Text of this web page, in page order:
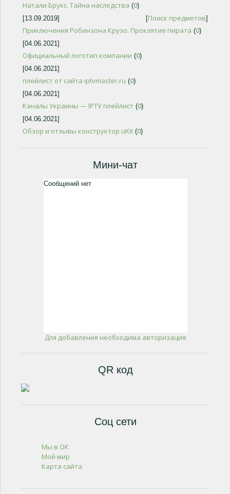
Натали Брукс. Тайна наследства (0)
[13.09.2019]
[Поиск предметов]
Приключения Робинзона Крузо. Проклятие пирата (0)
[04.06.2021]
Официальный логотип компании (0)
[04.06.2021]
плейлист от сайта iptvmaster.ru (0)
[04.06.2021]
Каналы Украины — IPTV плейлист (0)
[04.06.2021]
Обзор и отзывы конструктор uKit (0)
Мини-чат
Для добавления необходима авторизация
QR код
Соц сети
Мы в ОК
Мой мир
Карта сайта